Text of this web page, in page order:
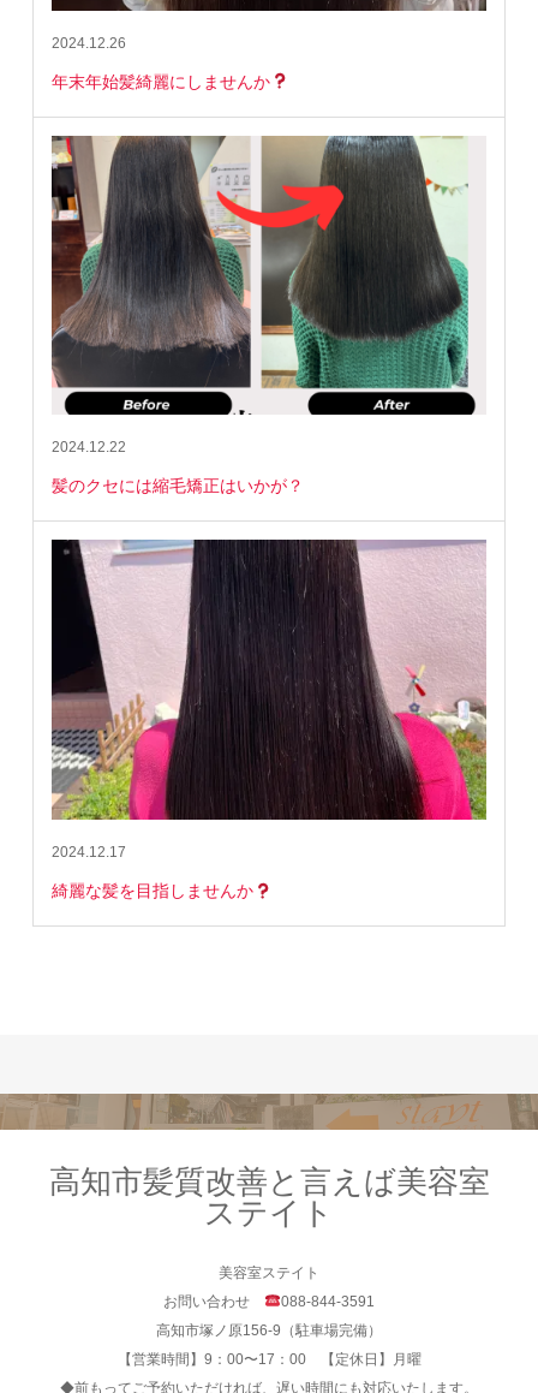
2024.12.26
年末年始髪綺麗にしませんか
2024.12.22
髪のクセには縮毛矯正はいかが？
2024.12.17
綺麗な髪を目指しませんか
高知市髪質改善と言えば美容室
ステイト
美容室ステイト
お問い合わせ
088-844-3591
高知市塚ノ原156-9（駐車場完備）
【営業時間】9：00〜17：00 【定休日】月曜
◆前もってご予約いただければ、遅い時間にも対応いたします。